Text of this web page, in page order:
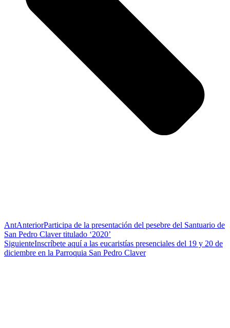
AntAnteriorParticipa de la presentación del pesebre del Santuario de
San Pedro Claver titulado ‘2020’
SiguienteInscríbete aquí a las eucaristías presenciales del 19 y 20 de
diciembre en la Parroquia San Pedro Claver